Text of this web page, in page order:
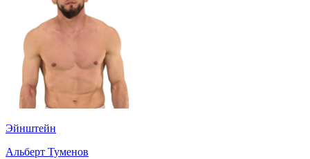
Эйнштейн
Альберт Туменов